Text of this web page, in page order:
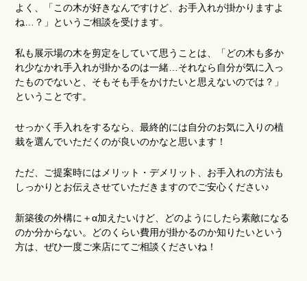
よく、「この木が好きなんですけど、お手入れが掛かりますよ
ね…？」というご相談を受けます。
私も展示場の木を剪定をしていて思うことは、「どの木も多か
れ少なかれ手入れが掛かるのは一緒…それなら自分が気に入っ
たものでないと、そもそも手をかけたいと思えないのでは？」
ということです。
せっかく手入れをするなら、最終的には自分のお気に入りの植
栽を選んでいただくのが良いのかなと思います！
ただ、ご提案時にはメリット・デメリット、お手入れの方法も
しっかりとお伝えさせていただきますのでご安心ください♪
新築後の外構に＋α加えたいけど、どのようにしたら素敵になる
のか分からない。どのくらい費用が掛かるのか知りたいという
方は、ぜひ一度ご来店にてご相談くださいね！